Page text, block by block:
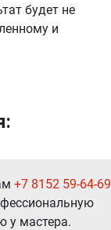
будет не
и
+7 8152 59-64-69
у мастера.